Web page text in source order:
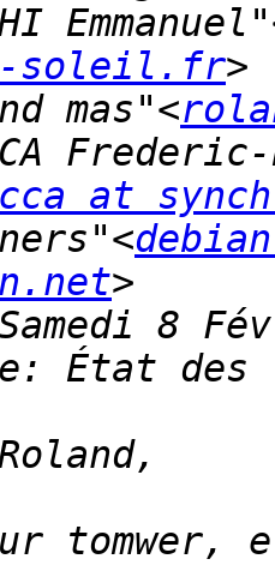
soleil.fr
mas"<
Frederic-
at